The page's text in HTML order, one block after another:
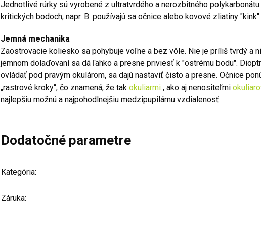
Jednotlivé rúrky sú vyrobené z ultratvrdého a nerozbitného polykarbonátu.
kritických bodoch, napr. B. používajú sa očnice alebo kovové zliatiny "kink".
Jemná mechanika
Zaostrovacie koliesko sa pohybuje voľne a bez vôle. Nie je príliš tvrdý a
jemnom dolaďovaní sa dá ľahko a presne priviesť k "ostrému bodu".
ovládať pod pravým okulárom, sa dajú nastaviť čisto a presne. Očnice
„rastrové kroky“, čo znamená, že tak okuliarmi , ako aj nenositeľmi
najlepšiu možnú a najpohodlnejšiu medzipupilárnu vzdialenosť.
Dodatočné parametre
Kategória:
Záruka: